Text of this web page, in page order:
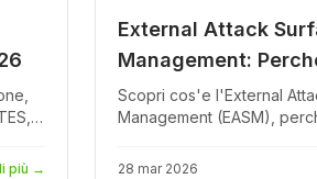
la
più →
External Attack
Management:
Proteggere Ciò Che
Scopri cos'e l'External
Management (EASM),
previene le violazioni.
28 mar 2026